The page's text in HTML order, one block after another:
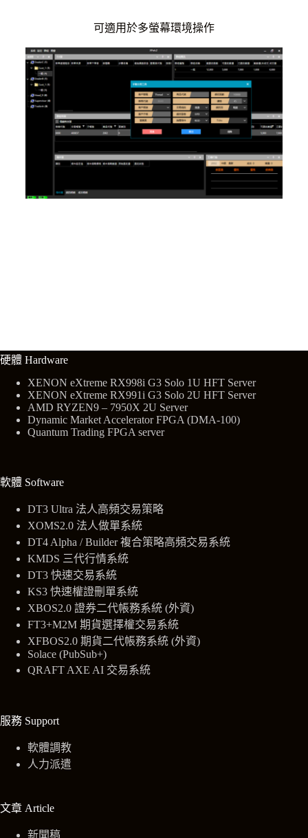
可適用於多螢幕環境操作
硬體 Hardware
XENON eXtreme RX998i G3 Solo 1U HFT Server
XENON eXtreme RX991i G3 Solo 2U HFT Server
AMD RYZEN9 – 7950X 2U Server
Dynamic Market Accelerator FPGA (DMA-100)
Quantum Trading FPGA server
軟體 Software
DT3 Ultra 法人高頻交易策略
XOMS2.0 法人做單系統
DT4 Alpha / Builder 複合策略高頻交易系統
KMDS 三代行情系統
DT3 快速交易系統
KS3 快速權證刪單系統
XBOS2.0 證券二代帳務系統 (外資)
FT3+M2M 期貨選擇權交易系統
XFBOS2.0 期貨二代帳務系統 (外資)
Solace (PubSub+)
QRAFT AXE AI 交易系統
服務 Support
軟體調教
人力派遣
文章 Article
新聞稿